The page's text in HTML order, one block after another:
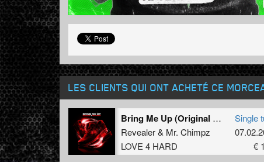
LES CLIENTS QUI ONT ACHETÉ CE
Bring Me Up (Original Mix)
Revealer& Mr. Chimpz
LOVE 4 HARD
Single
€